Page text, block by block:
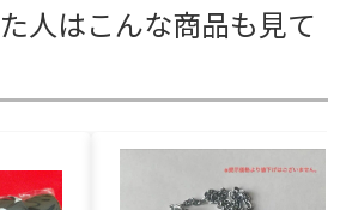
人はこんな商品も見て